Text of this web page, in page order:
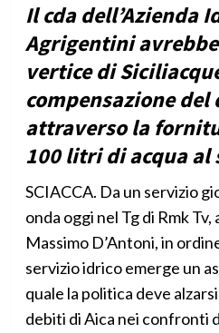
Il cda dell’Azienda
Agrigentini
vertice di
compensazione del
attraverso la
100 litri di acqua al
SCIACCA. Da un servizio
onda oggi nel Tg di Rmk Tv,
Massimo D’Antoni, in
servizio idrico emerge un
quale la politica deve
debiti di Aica nei confronti